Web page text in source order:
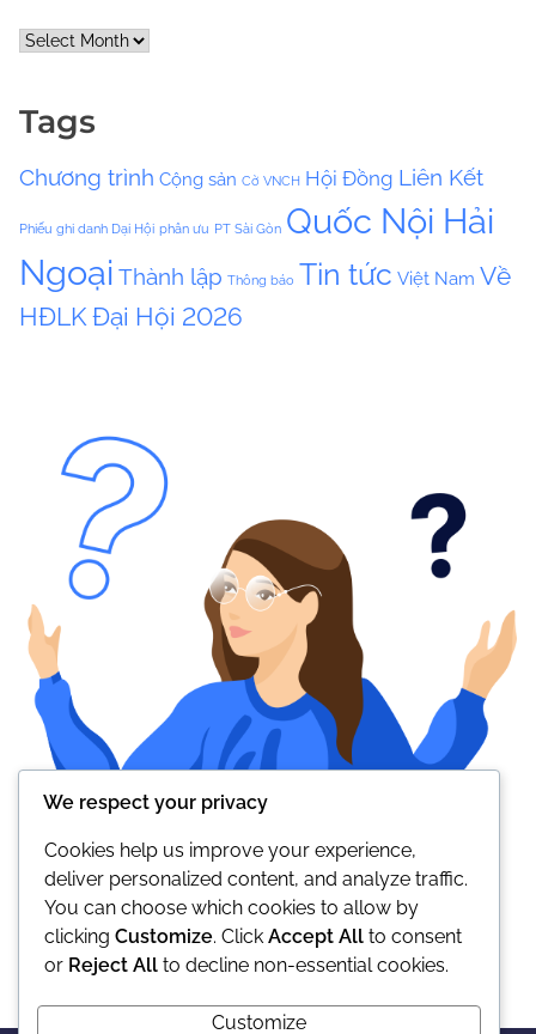
A
v
s
Tags
Chương trình Cộng sản Cờ VNCH Hội Đồng Liên Kết
Phiếu ghi danh Dại Hội phân ưu PT Sài Gòn Quốc Nội Hải
Ngoại Thành lập Thông báo Tin tức Việt Nam Về
HĐLKĐại Hội 2026
We respect your privacy
Cookies help us improve your experience,
deliver personalized content, and analyze traffic.
You can choose which cookies to allow by
clicking Customize. Click Accept All to consent
or Reject All to decline non-essential cookies.
Customize